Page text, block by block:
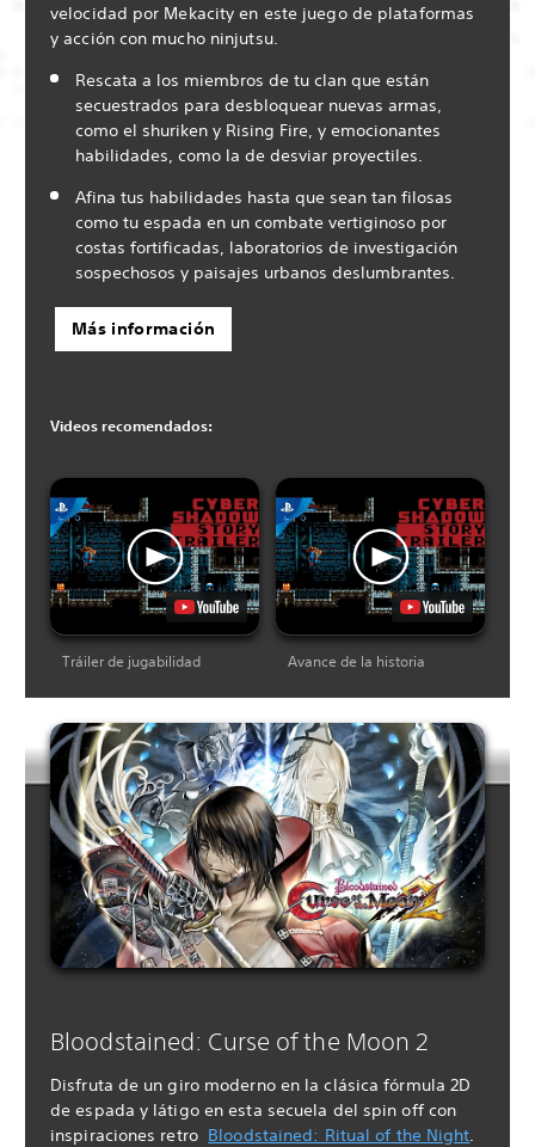
velocidad por Mekacity en este juego de plataformas
y acción con mucho ninjutsu.
Rescata a los miembros de tu clan que están
secuestrados para desbloquear nuevas armas,
como el shuriken y Rising Fire, y emocionantes
habilidades, como la de desviar proyectiles.
Afina tus habilidades hasta que sean tan filosas
como tu espada en un combate vertiginoso por
costas fortificadas, laboratorios de investigación
sospechosos y paisajes urbanos deslumbrantes.
Más información
Videos recomendados:
Tráiler de jugabilidad Avance de la historia
Bloodstained: Curse of the Moon 2
Disfruta de un giro moderno en la clásica fórmula 2D
de espada y látigo en esta secuela del spin off con
inspiraciones retro Bloodstained: Ritual of the Night.